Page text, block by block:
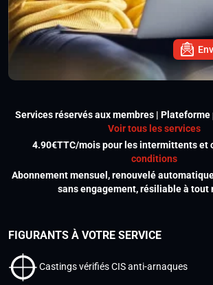
Services réservés aux membres |
Voir tous les services
4.90€TTC/mois pour les intermittents et
conditions
Abonnement mensuel, renouvelé
sans engagement, résiliable à tout
FIGURANTS À VOTRE SERVICE
Castings vérifiés CIS anti-arnaques